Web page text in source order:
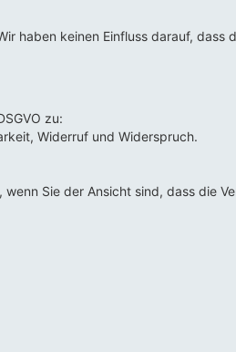
haben keinen Einfluss darauf, dass
zu:
Widerruf und Widerspruch.
Sie der Ansicht sind, dass die